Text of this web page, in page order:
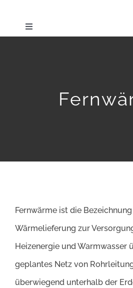
Toggle
Kontakt
Fernwärme ist die
Wärmelieferung zur
Heizenergie und Warmwasser
geplantes Netz von
überwiegend unterhalb der